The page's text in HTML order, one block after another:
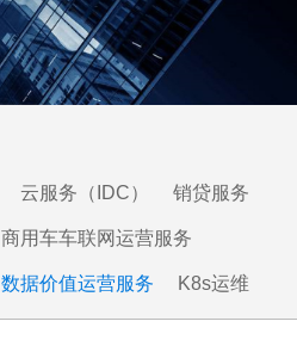
云服务（IDC） 销贷服务
商用车车联网运营服务
数据价值运营服务 K8s运维